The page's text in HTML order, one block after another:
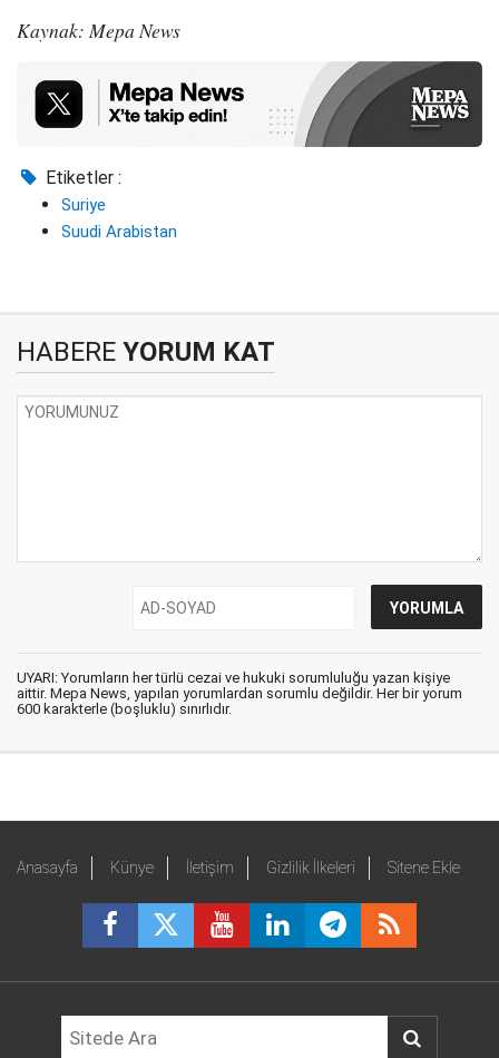
Kaynak: Mepa News
Etiketler :
Suriye
Suudi Arabistan
HABERE YORUM KAT
UYARI: Yorumların her türlü cezai ve hukuki sorumluluğu yazan kişiye
aittir. Mepa News, yapılan yorumlardan sorumlu değildir. Her bir yorum
600 karakterle (boşluklu) sınırlıdır.
Anasayfa Künye İletişim Gizlilik İlkeleri Sitene Ekle